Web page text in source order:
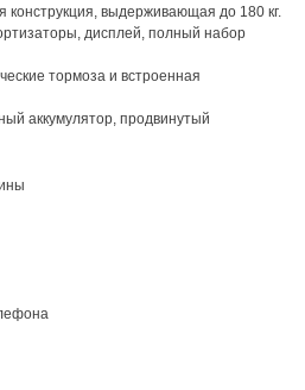
конструкция, выдерживающая до 180 кг.
дисплей, полный набор
тормоза и встроенная
аккумулятор, продвинутый